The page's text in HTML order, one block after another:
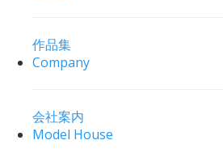
作品集
Company
会社案内
Model House